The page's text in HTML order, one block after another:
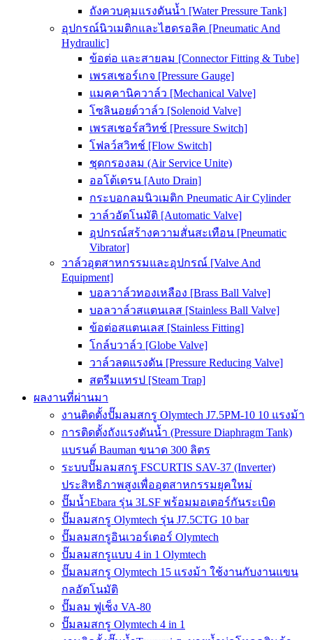
ถังควบคุมแรงดันน้ำ [Water Pressure Tank]
อุปกรณ์นิวเมติกและไฮดรอลิค [Pneumatic And
Hydraulic]
ข้อต่อ และสายลม [Connector Fitting & Tube]
เพรสเชอร์เกจ [Pressure Gauge]
แมคคานิควาล์ว [Mechanical Valve]
โซลินอยด์วาล์ว [Solenoid Valve]
เพรสเชอร์สวิทช์ [Pressure Switch]
โฟลว์สวิทช์ [Flow Switch]
ชุดกรองลม (Air Service Unite)
ออโต้เดรน [Auto Drain]
กระบอกลมนิวเมติก Pneumatic Air Cylinder
วาล์วอัตโนมัติ [Automatic Valve]
อุปกรณ์สร้างความสั่นสะเทือน [Pneumatic
Vibrator]
วาล์วอุตสาหกรรมและอุปกรณ์ [Valve And
Equipment]
บอลวาล์วทองเหลือง [Brass Ball Valve]
บอลวาล์วสแตนเลส [Stainless Ball Valve]
ข้อต่อสแตนเลส [Stainless Fitting]
โกล์บวาล์ว [Globe Valve]
วาล์วลดแรงดัน [Pressure Reducing Valve]
สตรีมแทรป [Steam Trap]
ผลงานที่ผ่านมา
งานติดตั้งปั๊มลมสกรู Olymtech J7.5PM-10 10 แรงม้า
การติดตั้งถังแรงดันน้ำ (Pressure Diaphragm Tank)
แบรนด์ Bauman ขนาด 300 ลิตร
ระบบปั๊มลมสกรู FSCURTIS SAV-37 (Inverter)
ประสิทธิภาพสูงเพื่ออุตสาหกรรมยุคใหม่
ปั๊มน้ำEbara รุ่น 3LSF พร้อมมอเตอร์กันระเบิด
ปั๊มลมสกรู Olymtech รุ่น J7.5CTG 10 bar
ปั๊มลมสกรูอินเวอร์เตอร์ Olymtech
ปั๊มลมสกรูแบบ 4 in 1 Olymtech
ปั๊มลมสกรู Olymtech 15 แรงม้า ใช้งานกับงานแขน
กลอัตโนมัติ
ปั๊มลม ฟูเช็ง VA-80
ปั๊มลมสกรู Olymtech 4 in 1